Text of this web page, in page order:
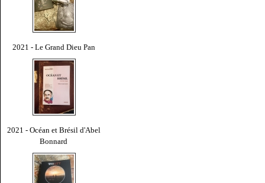
2021 - Le Grand Dieu Pan
2021 - Océan et Brésil d'Abel
Bonnard